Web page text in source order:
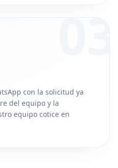
03
con la solicitud ya
del equipo y la
equipo cotice en